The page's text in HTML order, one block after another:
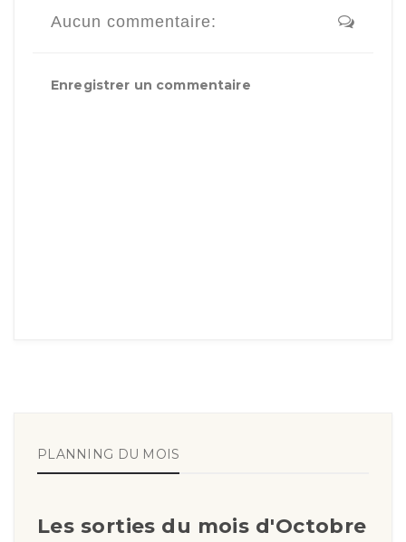
Aucun commentaire:
Enregistrer un commentaire
PLANNING DU MOIS
Les sorties du mois d'Octobre